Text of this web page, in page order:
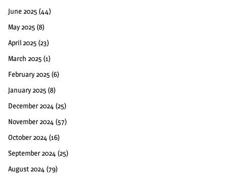
June 2025 (44)
May 2025 (8)
April 2025 (23)
March 2025 (1)
February 2025 (6)
January 2025 (8)
December 2024 (25)
November 2024 (57)
October 2024 (16)
September 2024 (25)
August 2024 (79)